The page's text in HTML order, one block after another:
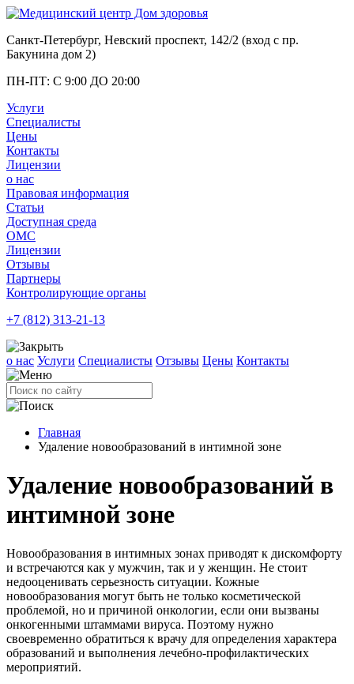
Санкт-Петербург, Невский проспект, 142/2 (вход с пр.
Бакунина дом 2)
ПН-ПТ: С 9:00 ДО 20:00
Услуги
Специалисты
Цены
Контакты
Лицензии
о нас
Правовая информация
Статьи
Доступная среда
ОМС
Лицензии
Отзывы
Партнеры
Контролирующие органы
+7 (812) 313-21-13
о нас Услуги Специалисты Отзывы Цены Контакты
Главная
Удаление новообразований в интимной зоне
Удаление новообразований в
интимной зоне
Новообразования в интимных зонах приводят к дискомфорту
и встречаются как у мужчин, так и у женщин. Не стоит
недооценивать серьезность ситуации. Кожные
новообразования могут быть не только косметической
проблемой, но и причиной онкологии, если они вызваны
онкогенными штаммами вируса. Поэтому нужно
своевременно обратиться к врачу для определения характера
образований и выполнения лечебно-профилактических
мероприятий.